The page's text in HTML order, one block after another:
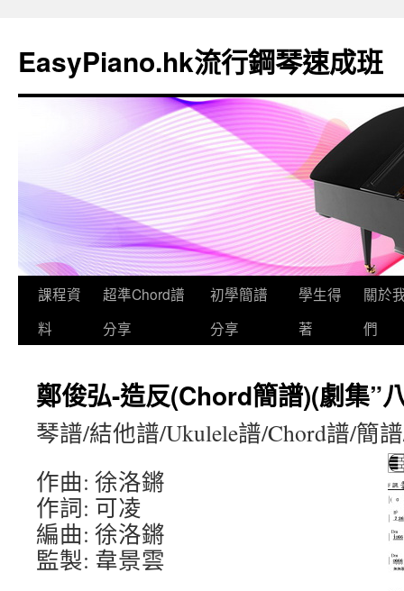
EasyPiano.hk流行鋼琴速成班
課程資
料
超準Chord譜
分享
初學簡譜
分享
學生得
著
關於
們
鄭俊弘-造反(Chord簡譜)(劇集”
琴譜/結他譜/Ukulele譜/Chord譜/簡
作曲: 徐洛鏘
作詞: 可凌
編曲: 徐洛鏘
監製: 韋景雲